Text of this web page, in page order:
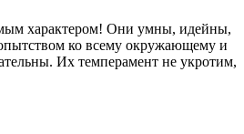
характером! Они умны, идейны,
ко всему окружающему и
Их темперамент не укротим,